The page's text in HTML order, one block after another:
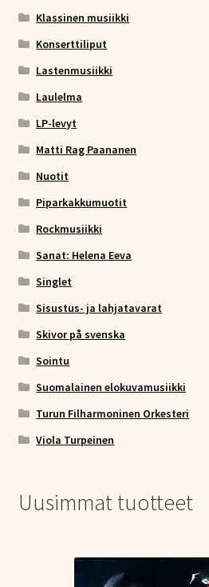
Klassinen musiikki
Konserttiliput
Lastenmusiikki
Laulelma
LP-levyt
Matti Rag Paananen
Nuotit
Piparkakkumuotit
Rockmusiikki
Sanat: Helena Eeva
Singlet
Sisustus- ja lahjatavarat
Skivor på svenska
Sointu
Suomalainen elokuvamusiikki
Turun Filharmoninen Orkesteri
Viola Turpeinen
Uusimmat tuotteet